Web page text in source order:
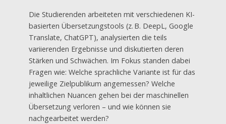
Die Studierenden arbeiteten mit verschiedenen KI-
basierten Übersetzungstools (z. B. DeepL, Google
Translate, ChatGPT), analysierten die teils
variierenden Ergebnisse und diskutierten deren
Stärken und Schwächen. Im Fokus standen dabei
Fragen wie: Welche sprachliche Variante ist für das
jeweilige Zielpublikum angemessen? Welche
inhaltlichen Nuancen gehen bei der maschinellen
Übersetzung verloren – und wie können sie
nachgearbeitet werden?